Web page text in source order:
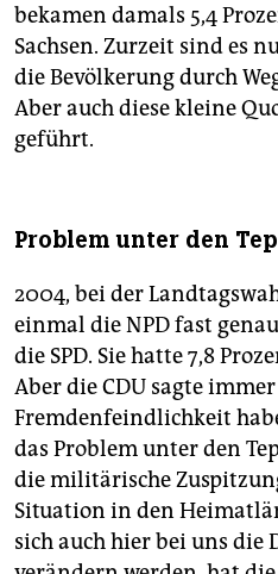
bekamen damals 5,4
Sachsen. Zurzeit sind es
die Bevölkerung durch
Aber auch diese kleine
geführt.
Problem unter den
2004, bei der
einmal die NPD fast
die SPD. Sie hatte 7,8
Aber die CDU sagte
Fremdenfeindlichkeit
das Problem unter den
die militärische
Situation in den
sich auch hier bei uns die